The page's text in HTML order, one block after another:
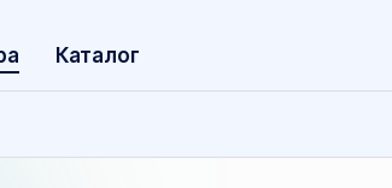
Каталог